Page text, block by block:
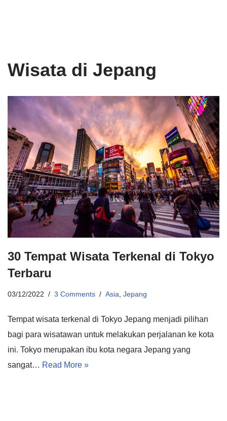
Wisata di Jepang
30 Tempat Wisata Terkenal di Tokyo
Terbaru
03/12/2022 3 Comments Asia, Jepang
Tempat wisata terkenal di Tokyo Jepang menjadi pilihan
bagi para wisatawan untuk melakukan perjalanan ke kota
ini. Tokyo merupakan ibu kota negara Jepang yang
sangat… Read More »